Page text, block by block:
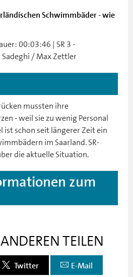
Schwimmbäder - wie
00:03:46 | SR 3 -
/ Max Zettler
mussten ihre
- weil sie zu wenig Personal
ist schon seit längerer Zeit ein
im Saarland. SR-
die aktuelle Situation.
zum
TEILEN
Twitter E-Mail